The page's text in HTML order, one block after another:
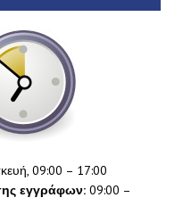
09:00 – 17:00
εγγράφων:09:00 –